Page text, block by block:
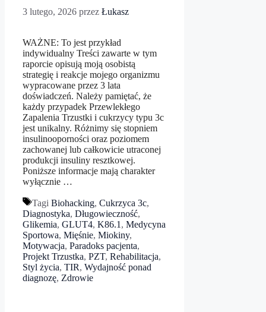
3 lutego, 2026 przez Łukasz
WAŻNE: To jest przykład
indywidualny Treści zawarte w tym
raporcie opisują moją osobistą
strategię i reakcje mojego organizmu
wypracowane przez 3 lata
doświadczeń. Należy pamiętać, że
każdy przypadek Przewlekłego
Zapalenia Trzustki i cukrzycy typu 3c
jest unikalny. Różnimy się stopniem
insulinooporności oraz poziomem
zachowanej lub całkowicie utraconej
produkcji insuliny resztkowej.
Poniższe informacje mają charakter
wyłącznie …
Tagi Biohacking, Cukrzyca 3c,
Diagnostyka, Długowieczność,
Glikemia, GLUT4, K86.1 , Medycyna
Sportowa, Mięśnie, Miokiny,
Motywacja, Paradoks pacjenta,
Projekt Trzustka, PZT, Rehabilitacja,
Styl życia, TIR, Wydajność ponad
diagnozę, Zdrowie